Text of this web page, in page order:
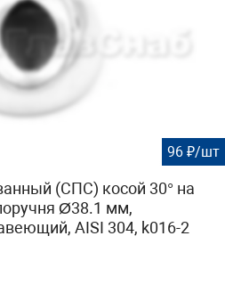
96 ₽/шт
(СПС) косой 30° на
Ø38.1 мм,
AISI 304, k016-2